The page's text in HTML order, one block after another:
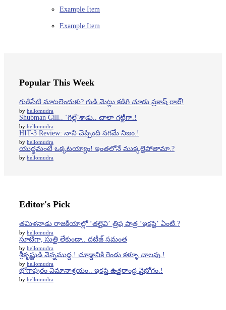
Example Item
Example Item
Popular This Week
గుడిసేటి మాటలెందుకు? గుడి మెట్లు కడిగి చూడు ప్రకాష్ రాజ్!
by hellomudra
Shubman Gill.. ‘గిల్లే’శాడు.. చాలా గట్టిగా.!
by hellomudra
HIT-3 Review: నాని చెప్పింది సగమే నిజం.!
by hellomudra
యుద్ధమంటే ఒక్కటయ్యాం! ఇంతలోనే ముక్కలైపోతామా.?
by hellomudra
Editor's Pick
తమిళనాడు రాజకీయాల్లో ‘తలైవి’ త్రిష పాత్ర ‘ఇకపై’ ఏంటి.?
by hellomudra
సూటిగా, సుత్తి లేకుండా.. దటీజ్‌ సమంత
by hellomudra
శ్రీకృష్ణుడి వెన్నముద్ద.! చూడ్డానికి రెండు కళ్ళూ చాలవు.!
by hellomudra
భోగాపురం విమానాశ్రయం.. ఇకపై ఉత్తరాంధ్ర వైభోగం.!
by hellomudra